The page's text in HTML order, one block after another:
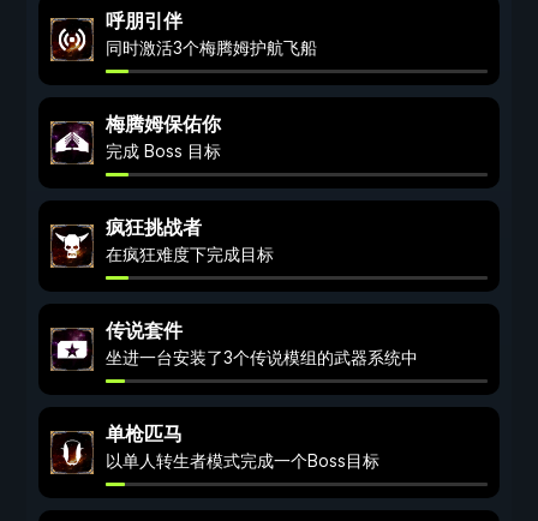
呼朋引伴
同时激活3个梅腾姆护航飞船
梅腾姆保佑你
完成 Boss 目标
疯狂挑战者
在疯狂难度下完成目标
传说套件
坐进一台安装了3个传说模组的武器系统中
单枪匹马
以单人转生者模式完成一个Boss目标